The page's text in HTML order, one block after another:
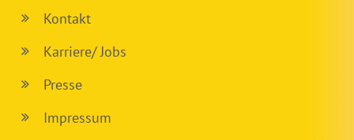
Kontakt
Karriere/ Jobs
Presse
Impressum